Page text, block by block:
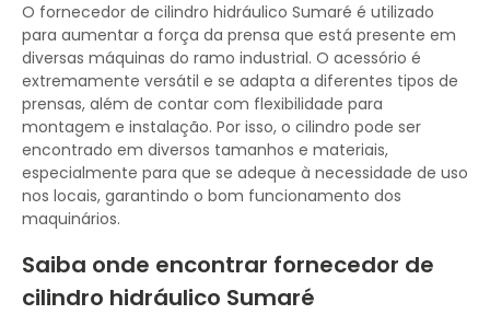
O fornecedor de cilindro hidráulico Sumaré é utilizado
para aumentar a força da prensa que está presente em
diversas máquinas do ramo industrial. O acessório é
extremamente versátil e se adapta a diferentes tipos de
prensas, além de contar com flexibilidade para
montagem e instalação. Por isso, o cilindro pode ser
encontrado em diversos tamanhos e materiais,
especialmente para que se adeque à necessidade de uso
nos locais, garantindo o bom funcionamento dos
maquinários.
Saiba onde encontrar fornecedor de
cilindro hidráulico Sumaré